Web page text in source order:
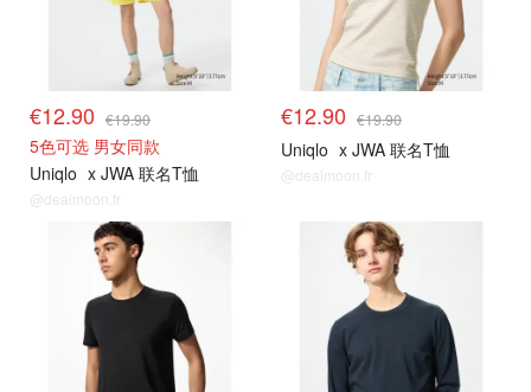
€12.90 €19.90
5色可选 男女同款
Uniqlo x JWA 联名T恤
@dealmoon.fr
€12.90 €19.90
Uniqlo x JWA 联名T恤
@dealmoon.fr